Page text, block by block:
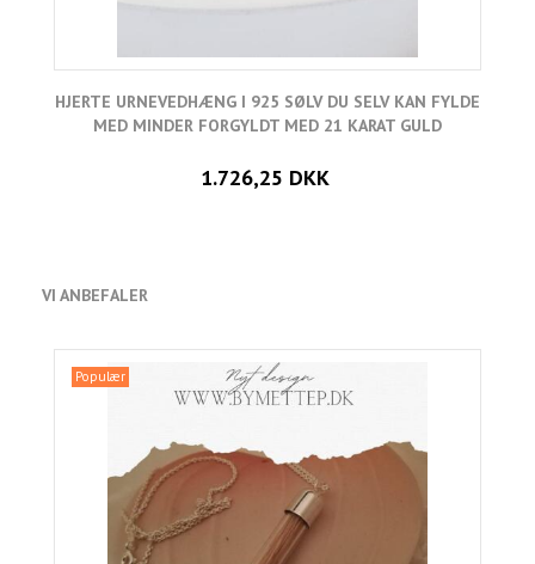
HJERTE URNEVEDHÆNG I 925 SØLV DU SELV KAN FYLDE
MED MINDER FORGYLDT MED 21 KARAT GULD
1.726,25 DKK
VI ANBEFALER
Populær